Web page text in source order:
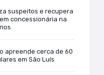
suspeitos e recupera
concessionária na
apreende cerca de 60
em São Luís